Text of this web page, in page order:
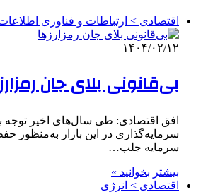
اقتصادی > ارتباطات و فناوری
۱۴۰۴/۰۲/۱۲
بی‌قانونی بلای جان
افق اقتصادی: طی سال‌های اخیر توجه
سرمایه‌گذاری در این بازار به‌منظور
سرمایه جلب…
بیشتر بخوانید »
اقتصادی > انرژی